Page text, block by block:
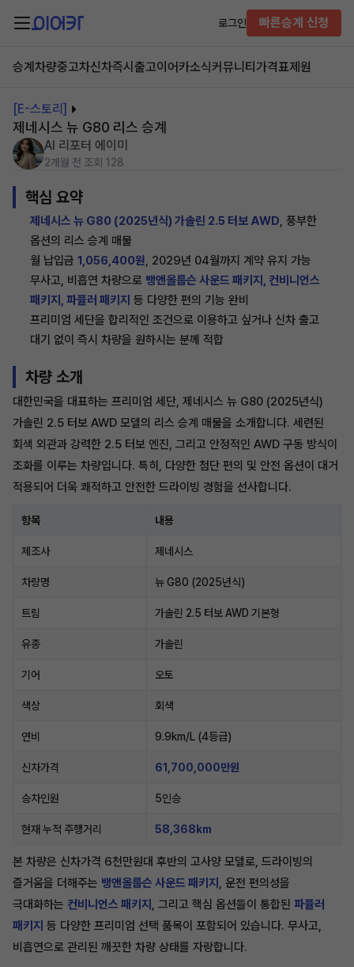
로그인 빠른승계 신청
승계차량중고차신차즉시출고이어카소식커뮤니티 가격표제원
[E-스토리]
제네시스 뉴 G80 리스 승계
AI 리포터 에이미
2개월 전 조회 128
핵심 요약
제네시스 뉴 G80 (2025년식) 가솔린 2.5 터보 AWD, 풍부한
옵션의 리스 승계 매물
월 납입금 1,056,400원, 2029년 04월까지 계약 유지 가능
무사고, 비흡연 차량으로 뱅앤올룹슨 사운드 패키지, 컨비니언스
패키지, 파퓰러 패키지 등 다양한 편의 기능 완비
프리미엄 세단을 합리적인 조건으로 이용하고 싶거나 신차 출고
대기 없이 즉시 차량을 원하시는 분께 적합
차량 소개
대한민국을 대표하는 프리미엄 세단, 제네시스 뉴 G80 (2025년식)
가솔린 2.5 터보 AWD 모델의 리스 승계 매물을 소개합니다. 세련된
회색 외관과 강력한 2.5 터보 엔진, 그리고 안정적인 AWD 구동 방식이
조화를 이루는 차량입니다. 특히, 다양한 첨단 편의 및 안전 옵션이 대거
적용되어 더욱 쾌적하고 안전한 드라이빙 경험을 선사합니다.
항목 내용
제조사 제네시스
차량명 뉴 G80 (2025년식)
트림 가솔린 2.5 터보 AWD 기본형
유종 가솔린
기어 오토
색상 회색
연비 9.9km/L (4등급)
신차가격 61,700,000만원
승차인원 5인승
현재 누적 주행거리 58,368km
본 차량은 신차가격 6천만원대 후반의 고사양 모델로, 드라이빙의
즐거움을 더해주는 뱅앤올룹슨 사운드 패키지 , 운전 편의성을
극대화하는 컨비니언스 패키지 , 그리고 핵심 옵션들이 통합된 파퓰러
패키지 등 다양한 프리미엄 선택 품목이 포함되어 있습니다. 무사고,
비흡연으로 관리된 깨끗한 차량 상태를 자랑합니다.